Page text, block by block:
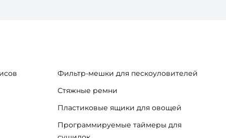
Фильтр-мешки для пескоуловителей
Стяжные ремни
Пластиковые ящики для овощей
Программируемые таймеры для